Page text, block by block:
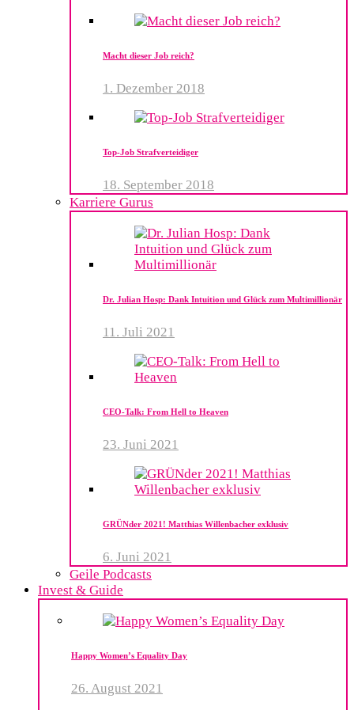
Macht dieser Job reich?
1. Dezember 2018
Top-Job Strafverteidiger
18. September 2018
Karriere Gurus
Dr. Julian Hosp: Dank Intuition und Glück zum Multimillionär
11. Juli 2021
CEO-Talk: From Hell to Heaven
23. Juni 2021
GRÜNder 2021! Matthias Willenbacher exklusiv
6. Juni 2021
Geile Podcasts
Invest & Guide
Happy Women’s Equality Day
26. August 2021